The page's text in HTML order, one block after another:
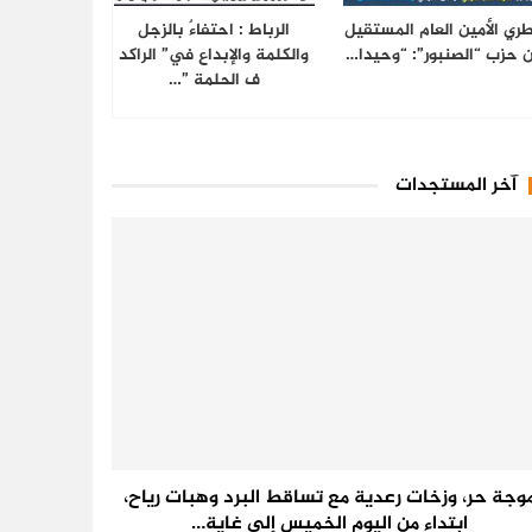
الأمين العام المستقيل
حزب “الصنبور”: “وحيدا…
الرباط : احتفاءٌ بالزجل
والكلمة والإبداع في” الراكد
ف الحلمة ”…
آخر المستجدات
حر، وزخات رعدية مع تساقط البرد وهبات رياح،
ابتداء من اليوم الخميس إلى غاية…